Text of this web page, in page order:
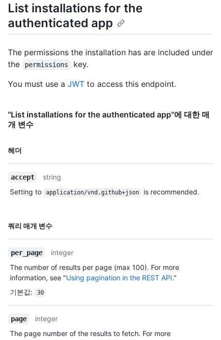
      "url": "https://HOSTNAME/users/octo-org",
      "html_url": "https://github.com/octo-org",
      "followers_url": "https://HOSTNAME/users/octo-
org/followers",
org/following{/other_user}",
      "gists_url": "https://HOSTNAME/users/octo-
      "starred_url": "https://HOSTNAME/users/octo-
org/subscriptions",
      "organizations_url": "https://HOSTNAME/users/octo-
      "events_url": "https://HOSTNAME/users/octo-
org/events{/privacy}",
org/received_events",
      "type": "Organization",
      "id": 1,
      "node_id": "MDQ6VXNlcjE=",
      "avatar_url":
      "gravatar_id": "",
      "url": "https://HOSTNAME/users/octocat",
      "html_url": "https://github.com/octocat",
      "following_url":
"https://HOSTNAME/users/octocat/following{/other_user}",
List installations for the
authenticated app
The permissions the installation has are included under
the
permissions
key.
You must use a JWT to access this endpoint.
"List installations for the authenticated app"에 대한 매
개 변수
헤더
이름,
accept
string
Setting to
application/vnd.github+json is recommended.
쿼리 매개 변수
이름,
per_page
integer
The number of results per page (max 100). For more
information, see "Using pagination in the REST API."
기본값: 30
page
integer
The page number of the results to fetch. For more